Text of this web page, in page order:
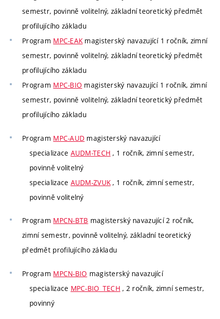
semestr, povinně volitelný, základní teoretický předmět
profilujícího základu
Program MPC-EAKmagisterský navazující 1 ročník, zimní
semestr, povinně volitelný, základní teoretický předmět
profilujícího základu
Program MPC-BIO magisterský navazující 1 ročník, zimní
semestr, povinně volitelný, základní teoretický předmět
profilujícího základu
Program MPC-AUD magisterský navazující
specializace AUDM-TECH , 1 ročník, zimní semestr,
povinně volitelný
specializace AUDM-ZVUK , 1 ročník, zimní semestr,
povinně volitelný
Program MPCN-BTB magisterský navazující 2 ročník,
zimní semestr, povinně volitelný, základní teoretický
předmět profilujícího základu
Program MPCN-BIO magisterský navazující
specializace MPC-BIO_TECH , 2 ročník, zimní semestr,
povinný